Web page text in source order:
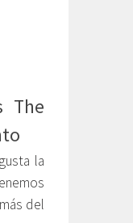
The
la
del